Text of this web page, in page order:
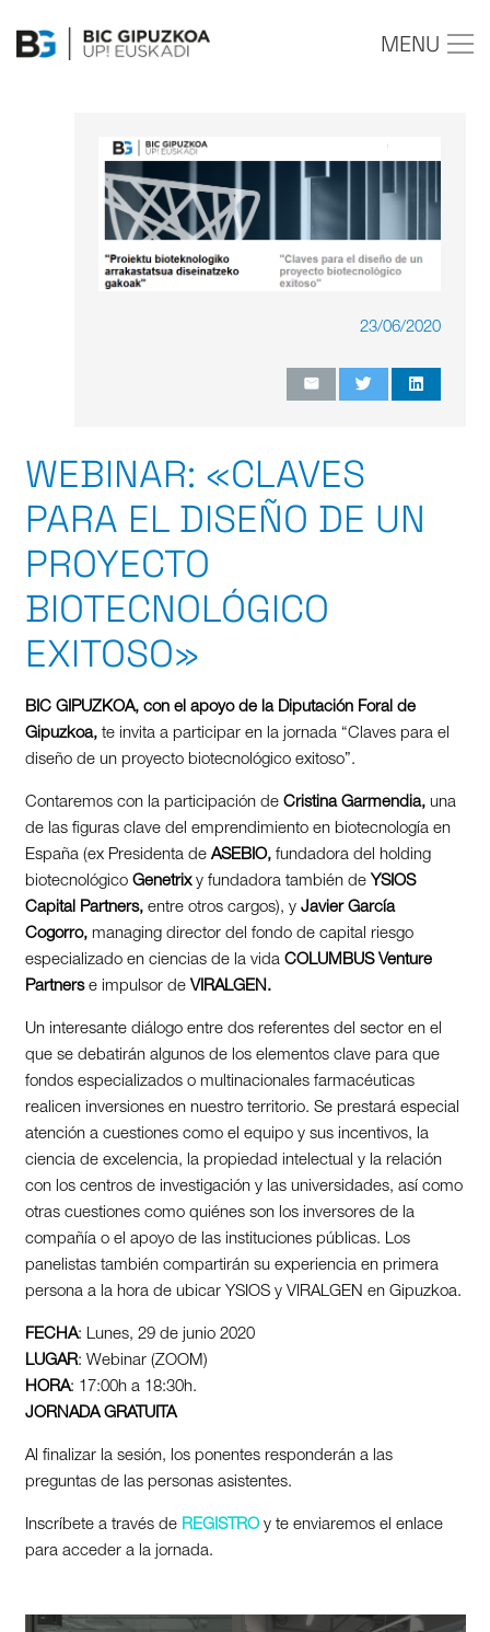
MENU
23/06/2020
WEBINAR: «CLAVES
PARA EL DISEÑO DE UN
PROYECTO
BIOTECNOLÓGICO
EXITOSO»
BIC GIPUZKOA, con el apoyo de la Diputación Foral de
Gipuzkoa,te invita a participar en la jornada “Claves para el
diseño de un proyecto biotecnológico exitoso”.
Contaremos con la participación de Cristina Garmendia,una
de las figuras clave del emprendimiento en biotecnología en
España (ex Presidenta de ASEBIO,fundadora del holding
biotecnológico Genetrixy fundadora también de YSIOS
Capital Partners,entre otros cargos), y Javier García
Cogorro,managing director del fondo de capital riesgo
especializado en ciencias de la vida COLUMBUS Venture
Partnerse impulsor de VIRALGEN.
Un interesante diálogo entre dos referentes del sector en el
que se debatirán algunos de los elementos clave para que
fondos especializados o multinacionales farmacéuticas
realicen inversiones en nuestro territorio. Se prestará especial
atención a cuestiones como el equipo y sus incentivos, la
ciencia de excelencia, la propiedad intelectual y la relación
con los centros de investigación y las universidades, así como
otras cuestiones como quiénes son los inversores de la
compañía o el apoyo de las instituciones públicas. Los
panelistas también compartirán su experiencia en primera
persona a la hora de ubicar YSIOS y VIRALGEN en Gipuzkoa.
FECHA: Lunes, 29 de junio2020
LUGAR: Webinar (ZOOM)
HORA: 17:00h a 18:30h.
JORNADA GRATUITA
Al finalizar la sesión, los ponentes responderán a las
preguntas de las personas asistentes.
Inscríbete a través de REGISTROy te enviaremos el enlace
para acceder a la jornada.